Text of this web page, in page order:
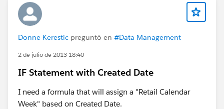
Donne Kerestic preguntó en #Data Management
2 de julio de 2013 18:40
IF Statement with Created Date
I need a formula that will assign a "Retail Calendar
Week" based on Created Date.